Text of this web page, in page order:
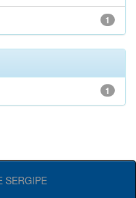
1
1
SERGIPE